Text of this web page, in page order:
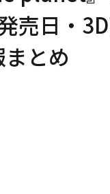
売日・
とめ